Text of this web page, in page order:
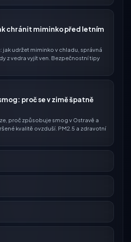
chránit miminko před letním
jak udržet miminko v chladu, správná
z vedra vyjít ven. Bezpečnostní tipy
proč se v zimě špatně
proč způsobuje smog v Ostravě a
kvalitě ovzduší. PM2.5 a zdravotní